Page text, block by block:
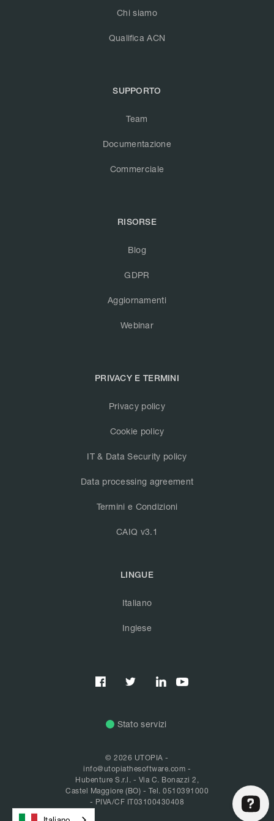
Chi siamo
Qualifica ACN
SUPPORTO
Team
Documentazione
Commerciale
RISORSE
Blog
GDPR
Aggiornamenti
Webinar
PRIVACY E TERMINI
Privacy policy
Cookie policy
IT & Data Security policy
Data processing agreement
Termini e Condizioni
CAIQ v3.1
LINGUE
Italiano
Inglese
  
Stato servizi
© 2026 UTOPIA -
info@utopiathesoftware.com -
Hubenture S.r.l. - Via C. Bonazzi 2,
Castel Maggiore (BO) - Tel. 0510391000
- PIVA/CF IT03100430408